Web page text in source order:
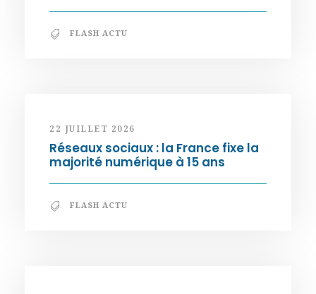
FLASH ACTU
22 JUILLET 2026
Réseaux sociaux : la France fixe la
majorité numérique à 15 ans
FLASH ACTU